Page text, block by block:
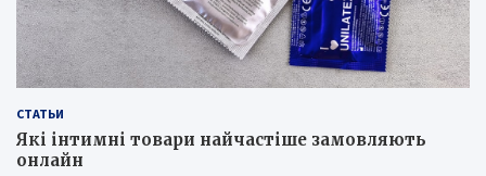
СТАТЬИ
Які інтимні товари найчастіше замовляють
онлайн